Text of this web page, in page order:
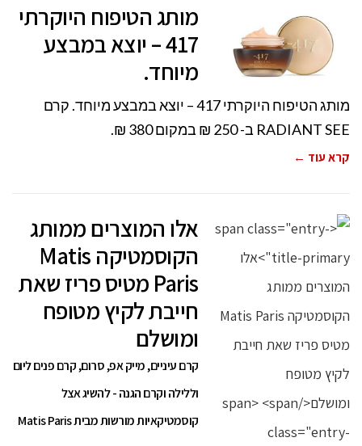
מותג הטיפוח היוקרתי
417 – יוצא במבצע
מיוחד.
מותג הטיפוח היוקרתי 417 – יוצא במבצע מיוחד. קרם
RADIANT SEE ב- 250 ₪ במקום 380 ₪.
קרא עוד ←
אלו המוצרים ממותג
הקוסמטיקה Matis
Paris מטיס פריז שאת
חייבת לקיץ מטופח
ומושלם
קרם עיניים, מייק אפ, סרום, קרם פנים ליום
וללילה וקרם הגנה - להשיג אצל
קוסמטיקאיות מורשות מבית Matis Paris